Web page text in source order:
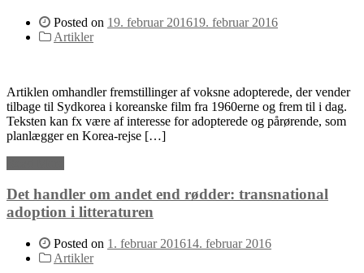
Posted on 19. februar 201619. februar 2016
Artikler
Artiklen omhandler fremstillinger af voksne adopterede, der vender
tilbage til Sydkorea i koreanske film fra 1960erne og frem til i dag.
Teksten kan fx være af interesse for adopterede og pårørende, som
planlægger en Korea-rejse […]
Det handler om andet end rødder: transnational
adoption i litteraturen
Posted on 1. februar 201614. februar 2016
Artikler